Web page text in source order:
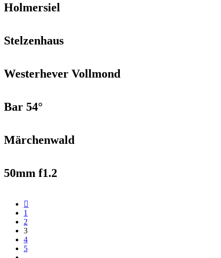
Holmersiel
Stelzenhaus
Westerhever Vollmond
Bar 54°
Märchenwald
50mm f1.2
1
2
3
4
5